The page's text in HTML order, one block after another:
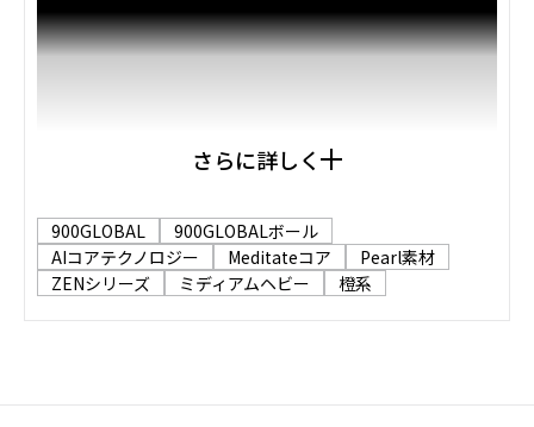
さらに詳しく
900GLOBAL
900GLOBALボール
AIコアテクノロジー
Meditateコア
Pearl素材
ZENシリーズ
ミディアムヘビー 橙系